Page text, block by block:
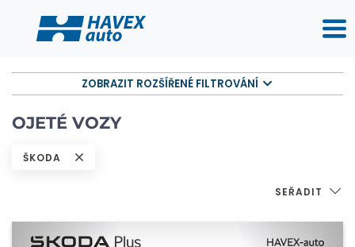
ZOBRAZIT ROZŠÍŘENÉ FILTROVÁNÍ
OJETÉ VOZY
ŠKODA
SEŘADIT